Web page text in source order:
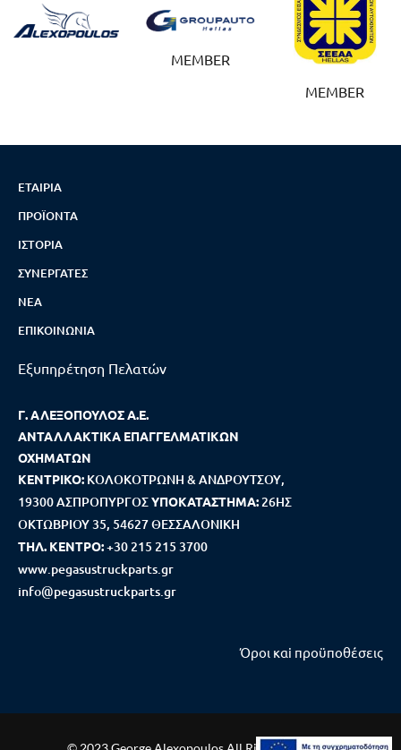
MEMBER
MEMBER
ΕΤΑΙΡΊΑ
ΠΡΟΪΌΝΤΑ
ΙΣΤΟΡΊΑ
ΣΥΝΕΡΓΆΤΕΣ
ΝΈΑ
ΕΠΙΚΟΙΝΩΝΊΑ
Εξυπηρέτηση Πελατών
Γ. ΑΛΕΞΟΠΟΥΛΟΣ Α.Ε.
ΑΝΤΑΛΛΑΚΤΙΚΑ ΕΠΑΓΓΕΛΜΑΤΙΚΩΝ
ΟΧΗΜΑΤΩΝ
ΚΕΝΤΡΙΚΟ: ΚΟΛΟΚΟΤΡΩΝΗ & ΑΝΔΡΟΥΤΣΟΥ,
19300 ΑΣΠΡΟΠΥΡΓΟΣΥΠΟΚΑΤΑΣΤΗΜΑ: 26ΗΣ
ΟΚΤΩΒΡΙΟΥ 35, 54627 ΘΕΣΣΑΛΟΝΙΚΗ
ΤΗΛ. ΚΕΝΤΡΟ:+30 215 215 3700
www.pegasustruckparts.gr
info@pegasustruckparts.gr
Όροι καi προϋποθέσεις